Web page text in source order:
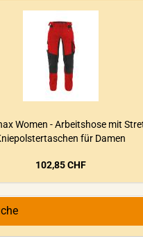
Women - Arbeitshose mit
für Damen
102,85 CHF